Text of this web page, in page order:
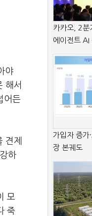
야
해서
어든
견제
하
모
죽
카카오, 2분
에이전트 AI
가입자 증가
장 본궤도